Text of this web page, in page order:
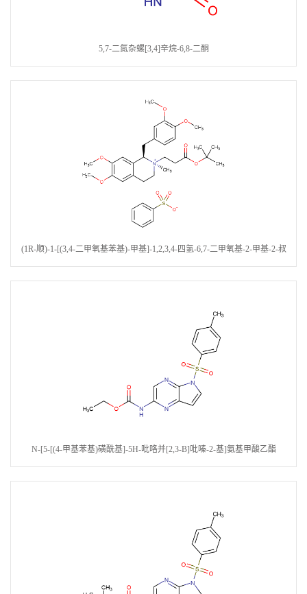
5,7-二氮杂螺[3,4]辛烷-6,8-二酮
(1R-顺)-1-[(3,4-二甲氧基苯基)-甲基]-1,2,3,4-四氢-6,7-二甲氧基-2-甲基-2-叔
丁氧羰基乙基-异喹啉苯磺酸盐
N-[5-[(4-甲基苯基)磺酰基]-5H-吡咯并[2,3-B]吡嗪-2-基]氨基甲酸乙酯